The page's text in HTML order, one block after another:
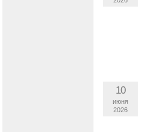
10
июня
2026